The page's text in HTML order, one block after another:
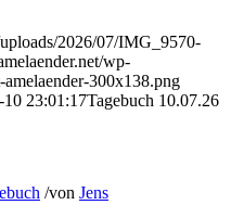
2026/07/IMG_9570-
wp-
300x138.png
10 23:01:17Tagebuch 10.07.26
/von Jens